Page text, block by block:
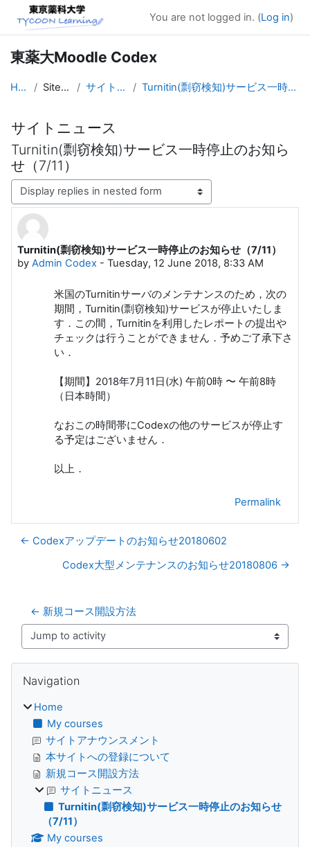
Skip to main content
You are not logged in. (Log in)
東薬大Moodle Codex
Home Site pages サイトニュース Turnitin(剽窃検知)サービス一時停止のお知らせ（7/11）
サイトニュース
Turnitin(剽窃検知)サービス一時停止のお知ら
せ（7/11）
Display mode
Turnitin(剽窃検知)サービス一時停止のお知らせ（7/11）
by Admin Codex - Tuesday, 12 June 2018, 8:33 AM
Number of replies: 0
米国のTurnitinサーバのメンテナンスのため，次の
期間，Turnitin(剽窃検知)サービスが停止いたしま
す．この間，Turnitinを利用したレポートの提出や
チェックは行うことができません．予めご了承下さ
い．
【期間】2018年7月11日(水) 午前0時 〜 午前8時
（日本時間）
なおこの時間帯にCodexの他のサービスが停止す
る予定はございません．
以上．
Permalink
← Codexアップデートのお知らせ20180602
Codex大型メンテナンスのお知らせ20180806 →
← 新規コース開設方法
Jump to activity
Blocks
Navigation
Home
My courses
サイトアナウンスメント
本サイトへの登録について
新規コース開設方法
サイトニュース
Turnitin(剽窃検知)サービス一時停止のお知らせ
（7/11）
My courses